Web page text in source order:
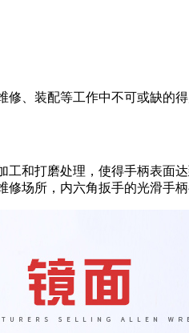
修、装配等工作中不可或缺的
和打磨处理，使得手柄表面
场所，内六角扳手的光滑手柄